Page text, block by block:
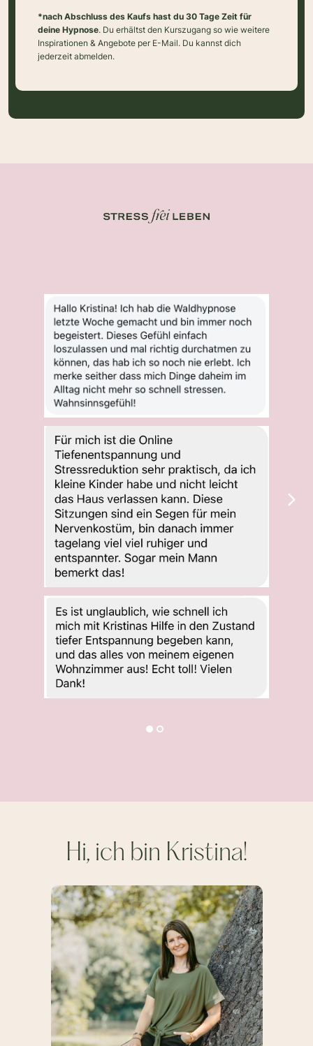
*nach Abschluss des Kaufs hast du 30 Tage Zeit für
deine Hypnose. Du erhältst den Kurszugang so wie weitere
Inspirationen & Angebote per E-Mail. Du kannst dich
jederzeit abmelden.
Hi, ich bin Kristina!